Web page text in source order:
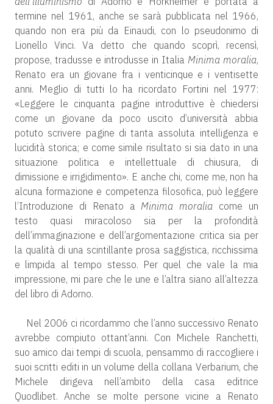
termine nel 1961, anche se sarà pubblicata nel 1966,
quando non era più da Einaudi, con lo pseudonimo di
Lionello Vinci. Va detto che quando scoprì, recensì,
propose, tradusse e introdusse in Italia Minima moralia,
Renato era un giovane fra i venticinque e i ventisette
anni. Meglio di tutti lo ha ricordato Fortini nel 1977:
«Leggere le cinquanta pagine introduttive è chiedersi
come un giovane da poco uscito d’università abbia
potuto scrivere pagine di tanta assoluta intelligenza e
lucidità storica; e come simile risultato si sia dato in una
situazione politica e intellettuale di chiusura, di
dimissione e irrigidimento». E anche chi, come me, non ha
alcuna formazione e competenza filosofica, può leggere
l’Introduzione di Renato aMinima moralia come un
testo quasi miracoloso sia per la profondità
dell’immaginazione e dell’argomentazione critica sia per
la qualità di una scintillante prosa saggistica, ricchissima
e limpida al tempo stesso. Per quel che vale la mia
impressione, mi pare che le une e l’altra siano all’altezza
del libro di Adorno.
Nel 2006 ci ricordammo che l’anno successivo Renato
avrebbe compiuto ottant’anni. Con Michele Ranchetti,
suo amico dai tempi di scuola, pensammo di raccogliere i
suoi scritti editi in un volume della collana Verbarium, che
Michele dirigeva nell’ambito della casa editrice
Quodlibet. Anche se molte persone vicine a Renato